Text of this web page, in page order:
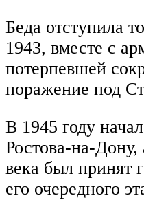
Беда отступила
1943, вместе с
потерпевшей
поражение под
В 1945 году
Ростова-на-
века был принят
его очередного